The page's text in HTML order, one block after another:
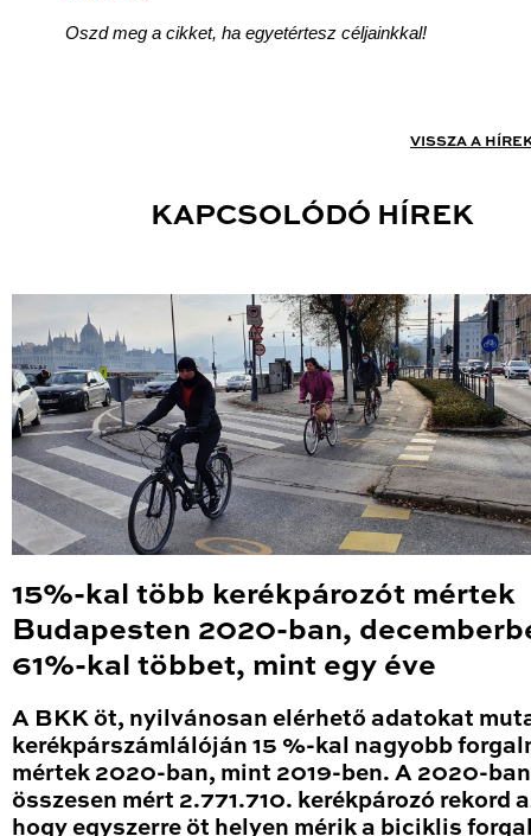
Oszd meg a cikket, ha egyetértesz céljainkkal!
VISSZA A
KAPCSOLÓDÓ HÍREK
15%-kal több kerékpározót mértek
Budapesten 2020-ban,
61%-kal többet, mint egy éve
A BKK öt, nyilvánosan elérhető adatokat
kerékpárszámlálóján 15 %-kal nagyobb
mértek 2020-ban, mint 2019-ben. A 2020-ban
összesen mért 2.771.710. kerékpározó rekord
hogy egyszerre öt helyen mérik a biciklis